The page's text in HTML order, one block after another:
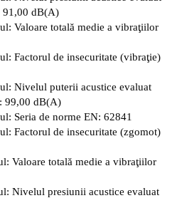
91,00 dB(A)
Valoare totală medie a vibraţiilor
Factorul de insecuritate (vibraţie)
Nivelul puterii acustice evaluat
99,00 dB(A)
Seria de norme EN: 62841
Factorul de insecuritate (zgomot)
Valoare totală medie a vibraţiilor
Nivelul presiunii acustice evaluat